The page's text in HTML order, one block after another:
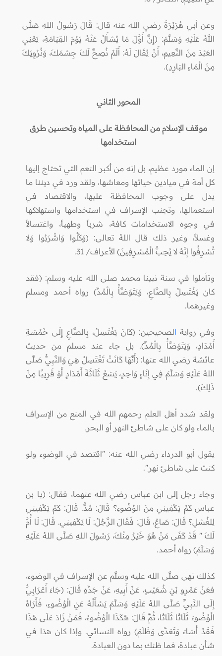
وعن أبي هُرَيْرَةَ رضي الله عنه قال: قَالَ رَسُولُ اللهِ صَلَّى
اللَّهُ عَلَيْهِ وَسَلَّمَ: (إِنَّ أَوَّلَ مَا يُسْأَلُ عَنْهُ يَوْمَ القِيَامَةِ، يَعْنِي
العَبْدَ مِنَ النَّعِيمِ، أَنْ يُقَالَ لَهُ: أَلَمْ نُصِحَّ لَكَ جِسْمَكَ، وَنُرْوِيَكَ
مِنَ الْمَاءِ البَارِدِ).
المحور الثاني
موقف الإسلام من المحافظة على المياه وتحسين طرق
استخدامها
إن الماء مورد عظيم، بل إنه من أكبر النعم التي تحتاج إليها
كل أمة في ميادين حياتها ومعاشها، ولقد ورد في ديننا ما
يدل على وجوب المحافظة عليها، والاقتصاد في
استعمالها، وتجنب الإسراف في استخدامها واستهلاكها
في وجوه الاستخدامات كافة، شرباً وطهياً، واغتسالاً
وغسلاً، وغير ذلك قال اللهُ تعالى: (وَكُلُوا وَاشْرَبُوا وَلا
تُسْرِفُوا إِنَّهُ لا يُحِبُّ الْمُسْرِفِينَ) الأعراف/ 31.
وتأملوا في سنة نبينا محمد صلى الله عليه وسلم: (فقد
كان يَغْتَسِلُ بِالصَّاعِ، وَيَتَوَضَّأُ بِالْمُدِّ) رواه أحمد ومسلم
وغيرهما.
وفي رواية الصحيحين: (كَانَ يَغْتَسِلُ، بِالصَّاعِ إِلَى خَمْسَةِ
أَمْدَادٍ، وَيَتَوَضَّأُ بِالْمُدِّ). بل جاء عند مسلم من حديث
عائشة رضي الله عنها: (أَنَّهَا كَانَتْ تَغْتَسِلُ هِيَ وَالنَّبِيُّ صَلَّى
اللهُ عَلَيْهِ وَسَلَّمَ فِي إِنَاءٍ وَاحِدٍ، يَسَعُ ثَلَاثَةَ أَمْدَادٍ أَوْ قَرِيبًا مِنْ
ذَلِكَ).
ولقد شدد أهل العلم رحمهم الله في المنع من الإسراف
بالماء ولو كان على شاطئ النهر أو البحر.
يقول أبو الدرداء رضي الله عنه: "اقتصد في الوضوء ولو
كنت على شاطئ نهر".
وجاء رجل إلى ابن عباس رضي الله عنهما، فقال: (يـا بن
عباس كَمْ يَكْفِينِي مِنَ الوُضُوءِ؟ قَالَ: مُدٌّ. قَالَ: كَمْ يَكْفِينِي
لِلغُسْلِ؟ قَالَ: صَاعٌ، قَالَ: فَقَالَ الرَّجُلُ: لَا يَكْفِينِي. قَالَ: لَا أُمَّ
لَكَ " قَدْ كَفَى مَنْ هُوَ خَيْرٌ مِنْكَ، رَسُولَ اللهِ صَلَّى اللهُ عَلَيْهِ
وَسَلَّمَ) رواه أحمد.
كذلك نهى صلَّى الله عليه وسلَّم عن الإسراف في الوضوء،
فعَنْ عَمْرِو بْنِ شُعَيْبٍ، عَنْ أَبِيهِ، عَنْ جَدِّهِ قَالَ: (جَاءَ أَعْرَابِيٌّ
إِلَى النَّبِيِّ صَلَّى اللهُ عَلَيْهِ وَسَلَّمَ يَسْأَلُهُ عَنِ الْوُضُوءِ، فَأَرَاهُ
الْوُضُوءَ ثَلَاثًا ثَلَاثًا، ثُمَّ قَالَ: هَكَذَا الْوُضُوءُ، فَمَنْ زَادَ عَلَى هَذَا
فَقَدْ أَسَاءَ وَتَعَدَّى وَظَلَمَ) رواه النسائي. وإذا كان هذا في
شأن عبادة، فما ظنك بما دون العبادة.